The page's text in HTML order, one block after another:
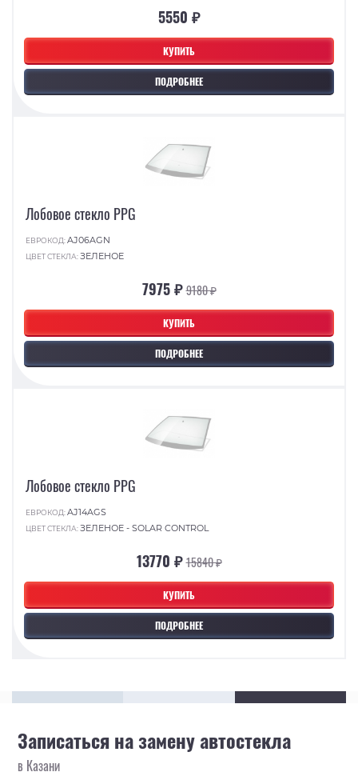
КУПИТЬ
ПОДРОБНЕЕ
5550 ₽
КУПИТЬ
ПОДРОБНЕЕ
Лобовое стекло PPG
ЕВРОКОД:AJ06AGN
ЦВЕТ СТЕКЛА:ЗЕЛЕНОЕ
7975 ₽9180 ₽
КУПИТЬ
ПОДРОБНЕЕ
Лобовое стекло PPG
ЕВРОКОД:AJ14AGS
ЦВЕТ СТЕКЛА:ЗЕЛЕНОЕ - SOLAR CONTROL
13770 ₽15840 ₽
Записаться на замену автостекла
в Казани